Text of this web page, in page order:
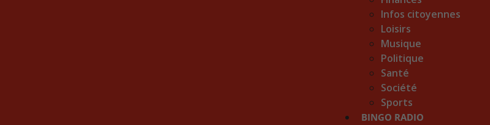
Infos citoyennes
Loisirs
Musique
Politique
Santé
Société
Sports
BINGO RADIO